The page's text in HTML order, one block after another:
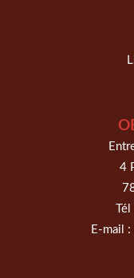
4
Tél
E-mail :